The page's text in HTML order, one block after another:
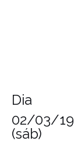
Dia
02/03/19
(sáb)